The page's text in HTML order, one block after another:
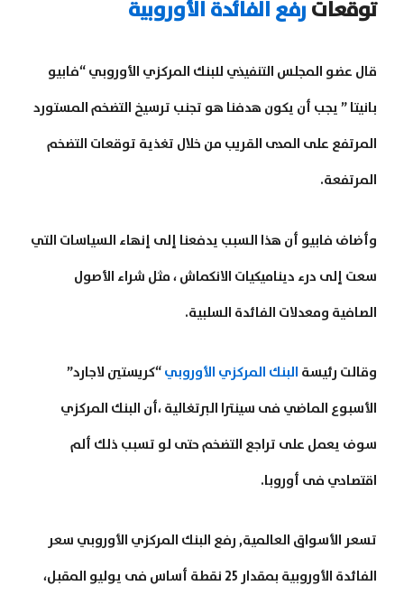
توقعات رفع الفائدة الأوروبية
قال عضو المجلس التنفيذي للبنك المركزي الأوروبي “فابيو
بانيتا ” يجب أن يكون هدفنا هو تجنب ترسيخ التضخم المستورد
المرتفع على المدى القريب من خلال تغذية توقعات التضخم
المرتفعة.
وأضاف فابيو أن هذا السبب يدفعنا إلى إنهاء السياسات التي
سعت إلى درء ديناميكيات الانكماش ، مثل شراء الأصول
الصافية ومعدلات الفائدة السلبية.
وقالت رئيسة البنك المركزي الأوروبي “كريستين لاجارد”
الأسبوع الماضي فى سينترا البرتغالية ،أن البنك المركزي
سوف يعمل على تراجع التضخم حتى لو تسبب ذلك ألم
اقتصادي فى أوروبا.
تسعر الأسواق العالمية, رفع البنك المركزي الأوروبي سعر
الفائدة الأوروبية بمقدار 25 نقطة أساس فى يوليو المقبل،